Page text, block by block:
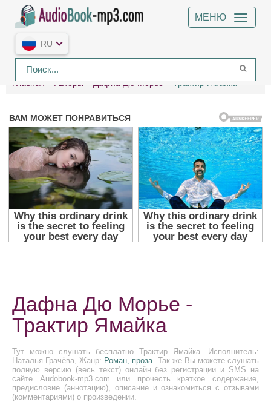
МЕНЮ
RU
Главная Авторы Дафна Дю Морье Трактир Ямайка
Дафна Дю Морье -
Трактир Ямайка
Тут можно слушать бесплатно Трактир Ямайка. Исполнитель:
Наталья Грачёва, Жанр: Роман, проза. Так же Вы можете слушать
полную версию (весь текст) онлайн без регистрации и SMS на
сайте Audobook-mp3.com или прочесть краткое содержание,
предисловие (аннотацию), описание и ознакомиться с отзывами
(комментариями) о произведении.